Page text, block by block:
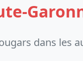
dans les